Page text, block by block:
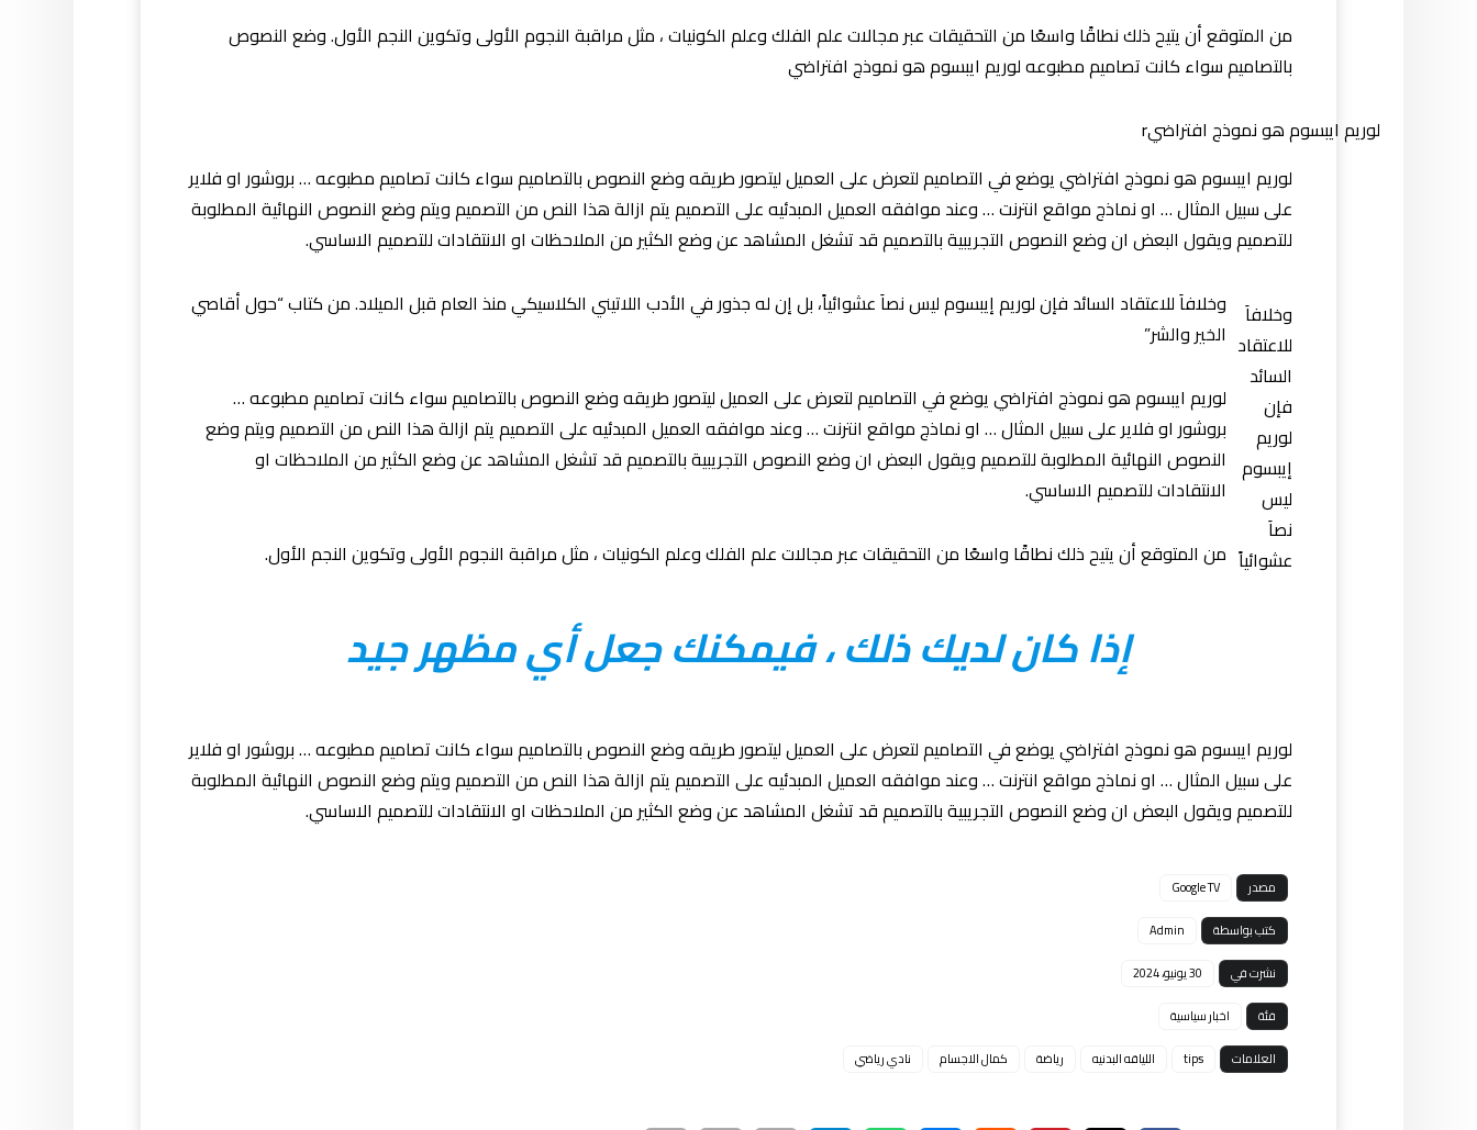
من المتوقع أن يتيح ذلك نطاقًا واسعًا من التحقيقات عبر مجالات علم الفلك وعلم الكونيات ، مثل مراقبة النجوم الأولى وتكوين النجم الأول. وضع النصوص
بالتصاميم سواء كانت تصاميم مطبوعه لوريم ايبسوم هو نموذج افتراضي
لوريم ايبسوم هو نموذج افتراضيr
لوريم ايبسوم هو نموذج افتراضي يوضع في التصاميم لتعرض على العميل ليتصور طريقه وضع النصوص بالتصاميم سواء كانت تصاميم مطبوعه … بروشور او فلاير
على سبيل المثال … او نماذج مواقع انترنت … وعند موافقه العميل المبدئيه على التصميم يتم ازالة هذا النص من التصميم ويتم وضع النصوص النهائية المطلوبة
للتصميم ويقول البعض ان وضع النصوص التجريبية بالتصميم قد تشغل المشاهد عن وضع الكثير من الملاحظات او الانتقادات للتصميم الاساسي.
وخلافاَ
للاعتقاد
السائد
فإن
لوريم
إيبسوم
ليس
نصاَ
عشوائياً
وخلافاَ للاعتقاد السائد فإن لوريم إيبسوم ليس نصاَ عشوائياً، بل إن له جذور في الأدب اللاتيني الكلاسيكي منذ العام قبل الميلاد. من كتاب “حول أقاصي
الخير والشر”
لوريم ايبسوم هو نموذج افتراضي يوضع في التصاميم لتعرض على العميل ليتصور طريقه وضع النصوص بالتصاميم سواء كانت تصاميم مطبوعه …
بروشور او فلاير على سبيل المثال … او نماذج مواقع انترنت … وعند موافقه العميل المبدئيه على التصميم يتم ازالة هذا النص من التصميم ويتم وضع
النصوص النهائية المطلوبة للتصميم ويقول البعض ان وضع النصوص التجريبية بالتصميم قد تشغل المشاهد عن وضع الكثير من الملاحظات او
الانتقادات للتصميم الاساسي.
من المتوقع أن يتيح ذلك نطاقًا واسعًا من التحقيقات عبر مجالات علم الفلك وعلم الكونيات ، مثل مراقبة النجوم الأولى وتكوين النجم الأول.
إذا كان لديك ذلك ، فيمكنك جعل أي مظهر جيد
لوريم ايبسوم هو نموذج افتراضي يوضع في التصاميم لتعرض على العميل ليتصور طريقه وضع النصوص بالتصاميم سواء كانت تصاميم مطبوعه … بروشور او فلاير
على سبيل المثال … او نماذج مواقع انترنت … وعند موافقه العميل المبدئيه على التصميم يتم ازالة هذا النص من التصميم ويتم وضع النصوص النهائية المطلوبة
للتصميم ويقول البعض ان وضع النصوص التجريبية بالتصميم قد تشغل المشاهد عن وضع الكثير من الملاحظات او الانتقادات للتصميم الاساسي.
مصدر
Google TV
كتب بواسطة
Admin
نشرت في
30 يونيو، 2024
فئة
اخبار سياسية
العلامات
tips اللياقه البدنيه رياضة كمال الاجسام نادي رياضي